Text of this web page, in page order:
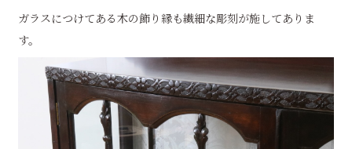
ガラスにつけてある木の飾り縁も繊細な彫刻が施してありま
す。